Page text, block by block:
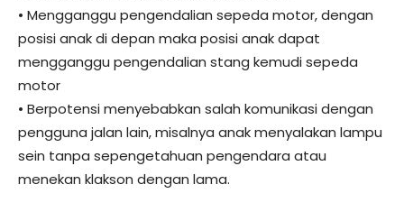
• Mengganggu pengendalian sepeda motor, dengan
posisi anak di depan maka posisi anak dapat
mengganggu pengendalian stang kemudi sepeda
motor
• Berpotensi menyebabkan salah komunikasi dengan
pengguna jalan lain, misalnya anak menyalakan lampu
sein tanpa sepengetahuan pengendara atau
menekan klakson dengan lama.